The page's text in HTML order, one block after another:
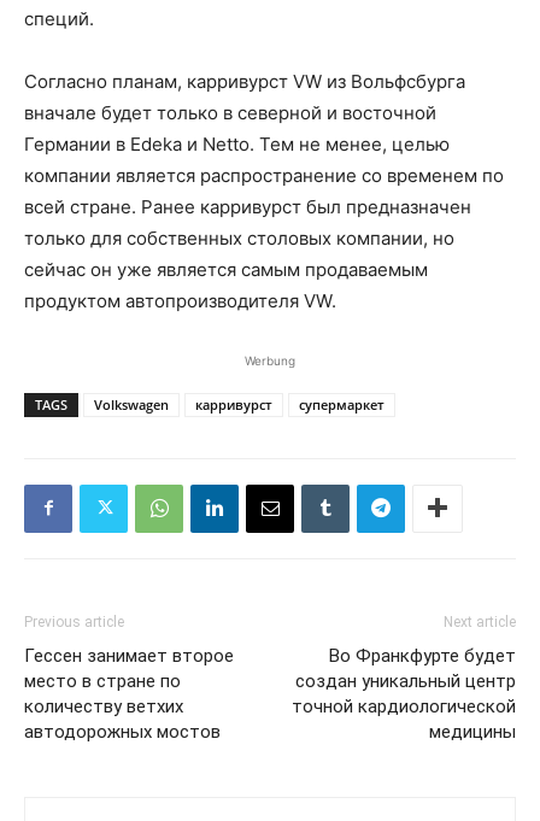
специй.
Согласно планам, карривурст VW из Вольфсбурга
вначале будет только в северной и восточной
Германии в Edeka и Netto. Тем не менее, целью
компании является распространение со временем по
всей стране. Ранее карривурст был предназначен
только для собственных столовых компании, но
сейчас он уже является самым продаваемым
продуктом автопроизводителя VW.
Werbung
TAGS Volkswagen карривурст супермаркет
Previous article
Гессен занимает второе
место в стране по
количеству ветхих
автодорожных мостов
Next article
Во Франкфурте будет
создан уникальный центр
точной кардиологической
медицины